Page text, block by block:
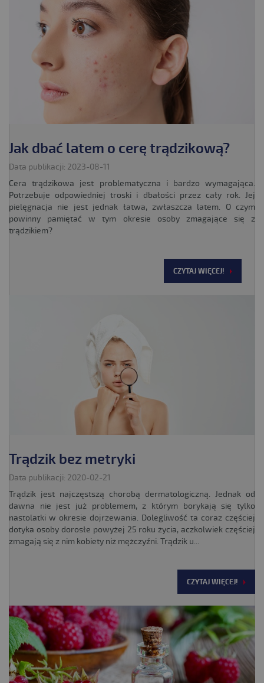
Jak dbać latem o cerę trądzikową?
Data publikacji: 2023-08-11
Cera trądzikowa jest problematyczna i bardzo wymagająca.
Potrzebuje odpowiedniej troski i dbałości przez cały rok. Jej
pielęgnacja nie jest jednak łatwa, zwłaszcza latem. O czym
powinny pamiętać w tym okresie osoby zmagające się z
trądzikiem?
CZYTAJ WIĘCEJ!
Trądzik bez metryki
Data publikacji: 2020-02-21
Trądzik jest najczęstszą chorobą dermatologiczną. Jednak od
dawna nie jest już problemem, z którym borykają się tylko
nastolatki w okresie dojrzewania. Dolegliwość ta coraz częściej
dotyka osoby dorosłe powyżej 25 roku życia, aczkolwiek częściej
zmagają się z nim kobiety niż mężczyźni. Trądzik u...
CZYTAJ WIĘCEJ!